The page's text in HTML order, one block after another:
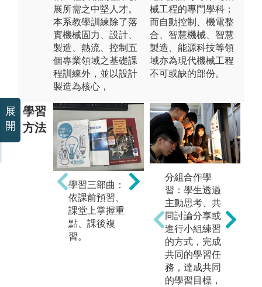
展所需之中堅人才。
本系教學訓練除了落
實機械固力、設計、
製造、熱流、控制五
個專業領域之基礎課
程訓練外，並以設計
製造為核心，
械工程的專門學科；
而自動控制、機電整
合、智慧機械、智慧
製造、能源科技等領
域亦為現代機械工程
不可或缺的部份。
學習
方法
學習三部曲：
依課前預習、
課堂上掌握重
點、課後複
習。
歸納分析：透
過觀察綜整而
將結果歸納系
統化，因此而
對相關主題能
融會貫通。
分組合作學
習：學生透過
主動思考、共
同討論分享或
進行小組練習
的方式，完成
共同的學習任
務，達成共同
的學習目標，
展
開